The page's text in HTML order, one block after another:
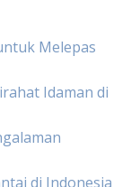
Melepas
Idaman di
di Indonesia